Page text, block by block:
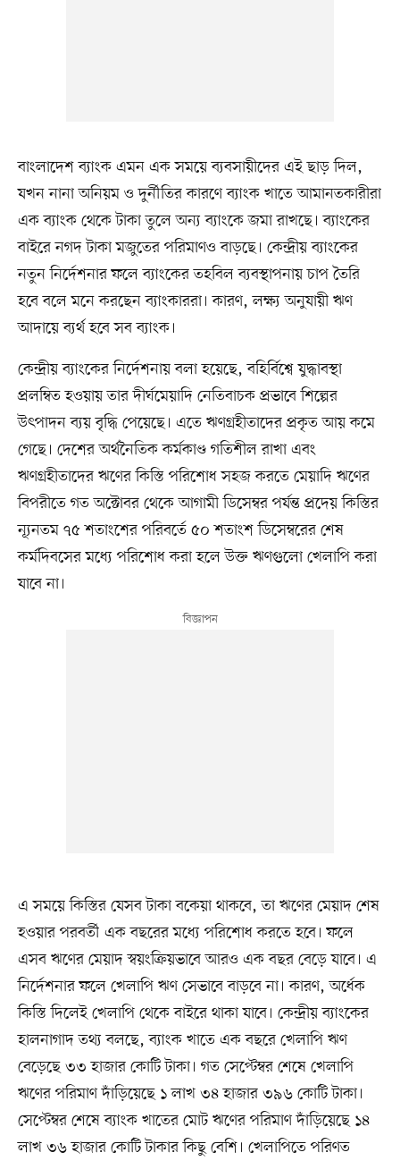
বাংলাদেশ ব্যাংক এমন এক সময়ে ব্যবসায়ীদের এই ছাড় দিল,
যখন নানা অনিয়ম ও দুর্নীতির কারণে ব্যাংক খাতে আমানতকারীরা
এক ব্যাংক থেকে টাকা তুলে অন্য ব্যাংকে জমা রাখছে। ব্যাংকের
বাইরে নগদ টাকা মজুতের পরিমাণও বাড়ছে। কেন্দ্রীয় ব্যাংকের
নতুন নির্দেশনার ফলে ব্যাংকের তহবিল ব্যবস্থাপনায় চাপ তৈরি
হবে বলে মনে করছেন ব্যাংকাররা। কারণ, লক্ষ্য অনুযায়ী ঋণ
আদায়ে ব্যর্থ হবে সব ব্যাংক।
কেন্দ্রীয় ব্যাংকের নির্দেশনায় বলা হয়েছে, বহির্বিশ্বে যুদ্ধাবস্থা
প্রলম্বিত হওয়ায় তার দীর্ঘমেয়াদি নেতিবাচক প্রভাবে শিল্পের
উৎপাদন ব্যয় বৃদ্ধি পেয়েছে। এতে ঋণগ্রহীতাদের প্রকৃত আয় কমে
গেছে। দেশের অর্থনৈতিক কর্মকাণ্ড গতিশীল রাখা এবং
ঋণগ্রহীতাদের ঋণের কিস্তি পরিশোধ সহজ করতে মেয়াদি ঋণের
বিপরীতে গত অক্টোবর থেকে আগামী ডিসেম্বর পর্যন্ত প্রদেয় কিস্তির
ন্যূনতম ৭৫ শতাংশের পরিবর্তে ৫০ শতাংশ ডিসেম্বরের শেষ
কর্মদিবসের মধ্যে পরিশোধ করা হলে উক্ত ঋণগুলো খেলাপি করা
যাবে না।
এ সময়ে কিস্তির যেসব টাকা বকেয়া থাকবে, তা ঋণের মেয়াদ শেষ
হওয়ার পরবর্তী এক বছরের মধ্যে পরিশোধ করতে হবে। ফলে
এসব ঋণের মেয়াদ স্বয়ংক্রিয়ভাবে আরও এক বছর বেড়ে যাবে। এ
নির্দেশনার ফলে খেলাপি ঋণ সেভাবে বাড়বে না। কারণ, অর্ধেক
কিস্তি দিলেই খেলাপি থেকে বাইরে থাকা যাবে। কেন্দ্রীয় ব্যাংকের
হালনাগাদ তথ্য বলছে, ব্যাংক খাতে এক বছরে খেলাপি ঋণ
বেড়েছে ৩৩ হাজার কোটি টাকা। গত সেপ্টেম্বর শেষে খেলাপি
ঋণের পরিমাণ দাঁড়িয়েছে ১ লাখ ৩৪ হাজার ৩৯৬ কোটি টাকা।
সেপ্টেম্বর শেষে ব্যাংক খাতের মোট ঋণের পরিমাণ দাঁড়িয়েছে ১৪
লাখ ৩৬ হাজার কোটি টাকার কিছু বেশি। খেলাপিতে পরিণত